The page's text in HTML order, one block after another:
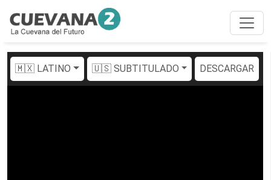
🇲🇽 LATINO 🇺🇸 SUBTITULADO DESCARGAR